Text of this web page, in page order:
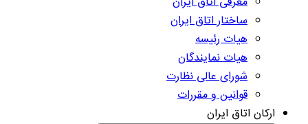
ساختار اتاق ایران
هیات رئیسه
هیات نمایندگان
شورای عالی نظارت
قوانین و مقررات
ارکان اتاق ایران